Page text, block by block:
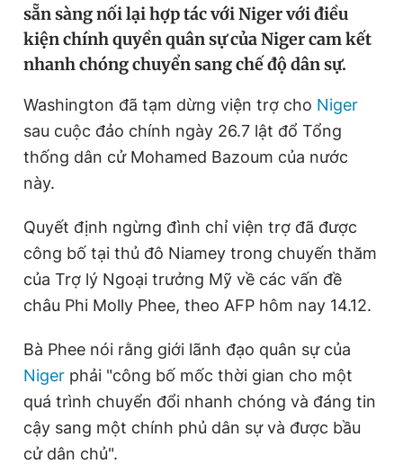
Video Magazine
Tiện ích Bạn cần biết
Thông tin tòa soạn
Theo dõi báo trên
sẵn sàng nối lại hợp tác với Niger với điều
kiện chính quyền quân sự của Niger cam kết
nhanh chóng chuyển sang chế độ dân sự.
Washington đã tạm dừng viện trợ cho Niger
sau cuộc đảo chính ngày 26.7 lật đổ Tổng
thống dân cử Mohamed Bazoum của nước
này.
Quyết định ngừng đình chỉ viện trợ đã được
công bố tại thủ đô Niamey trong chuyến thăm
của Trợ lý Ngoại trưởng Mỹ về các vấn đề
châu Phi Molly Phee, theo AFP hôm nay 14.12.
Bà Phee nói rằng giới lãnh đạo quân sự của
Niger phải "công bố mốc thời gian cho một
quá trình chuyển đổi nhanh chóng và đáng tin
cậy sang một chính phủ dân sự và được bầu
cử dân chủ".